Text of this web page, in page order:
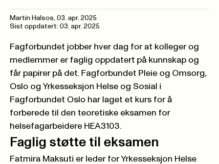
Martin Halsos, 03. apr. 2025
Sist oppdatert: 03. apr. 2025
Fagforbundet jobber hver dag for at kolleger og
medlemmer er faglig oppdatert på kunnskap og
får papirer på det. Fagforbundet Pleie og Omsorg,
Oslo og Yrkesseksjon Helse og Sosial i
Fagforbundet Oslo har laget et kurs for å
forberede til den teoretiske eksamen for
helsefagarbeidere HEA3103.
Faglig støtte til eksamen
Fatmira Maksuti er leder for Yrkesseksjon Helse